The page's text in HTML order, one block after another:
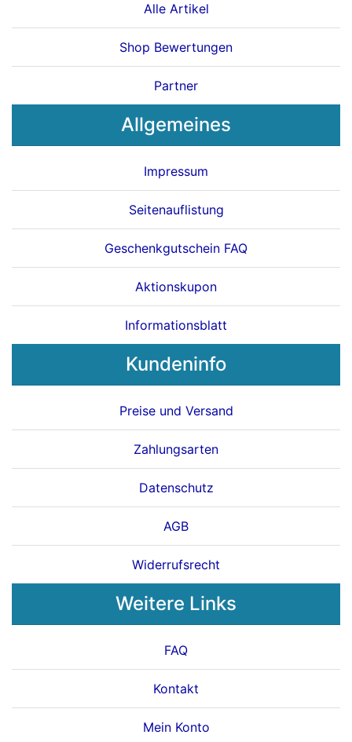
Alle Artikel
Shop Bewertungen
Partner
Allgemeines
Impressum
Seitenauflistung
Geschenkgutschein FAQ
Aktionskupon
Informationsblatt
Kundeninfo
Preise und Versand
Zahlungsarten
Datenschutz
AGB
Widerrufsrecht
Weitere Links
FAQ
Kontakt
Mein Konto